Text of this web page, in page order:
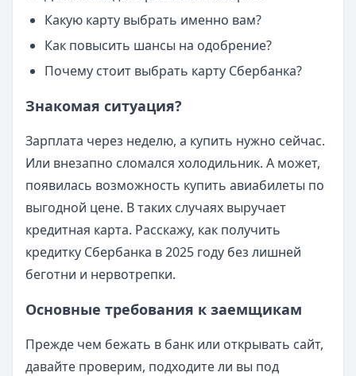
Какую карту выбрать именно вам?
Как повысить шансы на одобрение?
Почему стоит выбрать карту Сбербанка?
Знакомая ситуация?
Зарплата через неделю, а купить нужно сейчас.
Или внезапно сломался холодильник. А может,
появилась возможность купить авиабилеты по
выгодной цене. В таких случаях выручает
кредитная карта. Расскажу, как получить
кредитку Сбербанка в 2025 году без лишней
беготни и нервотрепки.
Основные требования к заемщикам
Прежде чем бежать в банк или открывать сайт,
давайте проверим, подходите ли вы под